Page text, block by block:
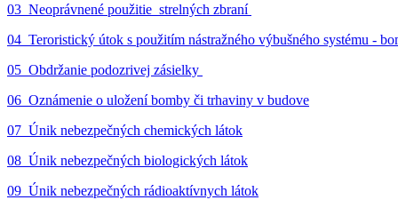
03_Neoprávnené použitie strelných zbraní
04_Teroristický útok s použitím nástražného výbušného systému -
05_Obdržanie podozrivej zásielky
06_Oznámenie o uložení bomby či trhaviny v budove
07_Únik nebezpečných chemických látok
08_Únik nebezpečných biologických látok
09_Únik nebezpečných rádioaktívnych látok